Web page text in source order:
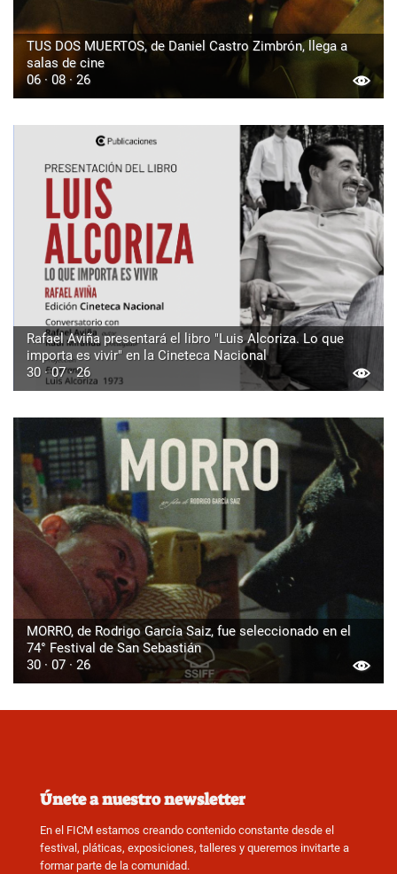
TUS DOS MUERTOS, de Daniel Castro Zimbrón, llega a
salas de cine
06 · 08 · 26
Rafael Aviña presentará el libro "Luis Alcoriza. Lo que
importa es vivir" en la Cineteca Nacional
30 · 07 · 26
MORRO, de Rodrigo García Saiz, fue seleccionado en el
74° Festival de San Sebastián
30 · 07 · 26
Únete a nuestro newsletter
En el FICM estamos creando contenido constante desde el
festival, pláticas, exposiciones, talleres y queremos invitarte a
formar parte de la comunidad.